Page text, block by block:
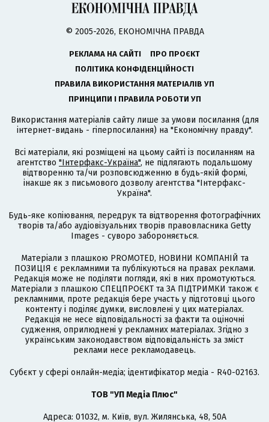
© 2005-2026, ЕКОНОМІЧНА ПРАВДА
РЕКЛАМА НА САЙТІ
ПРО ПРОЄКТ
ПОЛІТИКА КОНФІДЕНЦІЙНОСТІ
ПРАВИЛА ВИКОРИСТАННЯ МАТЕРІАЛІВ УП
ПРИНЦИПИ І ПРАВИЛА РОБОТИ УП
Використання матеріалів сайту лише за умови посилання (для
інтернет-видань - гіперпосилання) на "Економічну правду".
Всі матеріали, які розміщені на цьому сайті із посиланням на
агентство "Інтерфакс-Україна", не підлягають подальшому
відтворенню та/чи розповсюдженню в будь-якій формі,
інакше як з письмового дозволу агентства "Інтерфакс-
Україна".
Будь-яке копіювання, передрук та відтворення фотографічних
творів та/або аудіовізуальних творів правовласника Getty
Images - суворо забороняється.
Матеріали з плашкою PROMOTED, НОВИНИ КОМПАНІЙ та
ПОЗИЦІЯ є рекламними та публікуються на правах реклами.
Редакція може не поділяти погляди, які в них промотуються.
Матеріали з плашкою СПЕЦПРОЄКТ та ЗА ПІДТРИМКИ також є
рекламними, проте редакція бере участь у підготовці цього
контенту і поділяє думки, висловлені у цих матеріалах.
Редакція не несе відповідальності за факти та оціночні
судження, оприлюднені у рекламних матеріалах. Згідно з
українським законодавством відповідальність за зміст
реклами несе рекламодавець.
Cубєкт у сфері онлайн-медіа; ідентифікатор медіа - R40-02163.
ТОВ "УП Медіа Плюс"
Адреса: 01032, м. Київ, вул. Жилянська, 48, 50А